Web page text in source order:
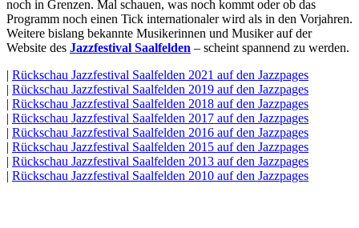
noch in Grenzen. Mal schauen, was noch kommt oder ob das
Programm noch einen Tick internationaler wird als in den Vorjahren.
Weitere bislang bekannte Musikerinnen und Musiker auf der
Website des Jazzfestival Saalfelden – scheint spannend zu werden.
| Rückschau Jazzfestival Saalfelden 2021 auf den Jazzpages
| Rückschau Jazzfestival Saalfelden 2019 auf den Jazzpages
| Rückschau Jazzfestival Saalfelden 2018 auf den Jazzpages
| Rückschau Jazzfestival Saalfelden 2017 auf den Jazzpages
| Rückschau Jazzfestival Saalfelden 2016 auf den Jazzpages
| Rückschau Jazzfestival Saalfelden 2015 auf den Jazzpages
| Rückschau Jazzfestival Saalfelden 2013 auf den Jazzpages
| Rückschau Jazzfestival Saalfelden 2010 auf den Jazzpages